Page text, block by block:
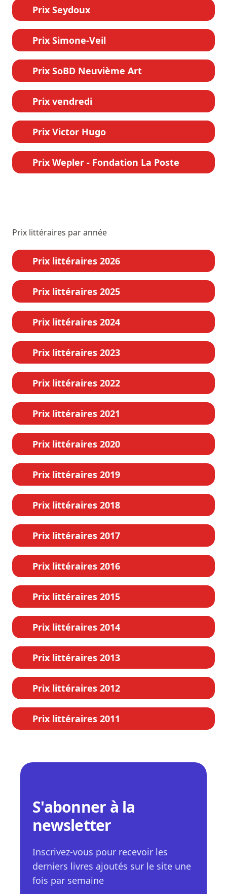
Prix Seydoux
Prix Simone-Veil
Prix SoBD Neuvième Art
Prix vendredi
Prix Victor Hugo
Prix Wepler - Fondation La Poste
Prix littéraires par année
Prix littéraires 2026
Prix littéraires 2025
Prix littéraires 2024
Prix littéraires 2023
Prix littéraires 2022
Prix littéraires 2021
Prix littéraires 2020
Prix littéraires 2019
Prix littéraires 2018
Prix littéraires 2017
Prix littéraires 2016
Prix littéraires 2015
Prix littéraires 2014
Prix littéraires 2013
Prix littéraires 2012
Prix littéraires 2011
S'abonner à la
newsletter
Inscrivez-vous pour recevoir les
derniers livres ajoutés sur le site une
fois par semaine